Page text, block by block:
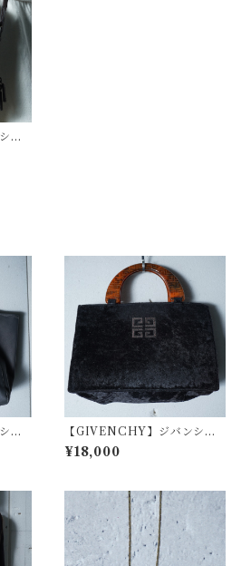
ー
ザ
ー
ト
【GIVENCHY】ジバンシー
4Gロゴべっ甲ハンドルベロア
ハンドバッグ black
¥18,000